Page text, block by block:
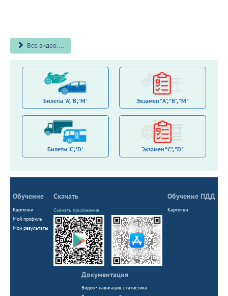
Все видео....
Билеты 'A', 'B', 'M' Экзамен "A", "B", "M"
Билеты 'С', 'D' Экзамен "C", "D"
Обучение
Карточки
Мой профиль
Мои результаты
Скачать
Скачать приложение:
Обучение ПДД
Карточки
Документация
Видео - навигация, статистика